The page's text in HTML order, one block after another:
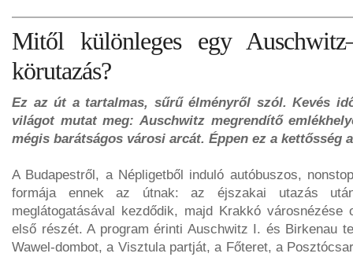
Mitől különleges egy
körutazás?
Ez az út a tartalmas, sűrű élményről szól. Kevés
világot mutat meg: Auschwitz megrendítő
mégis barátságos városi arcát. Éppen ez a kettősség
A Budapestről, a Népligetből induló autóbuszos,
formája ennek az útnak: az éjszakai utazás
meglátogatásával kezdődik, majd Krakkó
első részét. A program érinti Auschwitz I. és Birkenau
Wawel-dombot, a Visztula partját, a Főteret, a